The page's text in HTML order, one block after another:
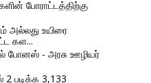
போராட்டத்திற்கு
உயிரை
கள...
போனஸ் - அரசு ஊழியர்
2 படிக்க 3,133